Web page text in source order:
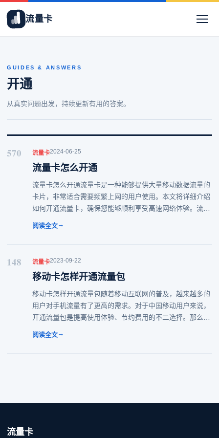
流量卡
GUIDES & ANSWERS
开通
从真实问题出发，持续更新有用的答案。
570 流量卡2024-06-25
流量卡怎么开通
流量卡怎么开通流量卡是一种能够提供大量移动数据流量的
卡片，非常适合需要频繁上网的用户使用。本文将详细介绍
如何开通流量卡，确保您能够顺利享受高速网络体验。流量
阅读全文→
148 流量卡2023-09-22
移动卡怎样开通流量包
移动卡怎样开通流量包随着移动互联网的普及，越来越多的
用户对手机流量有了更高的需求。对于中国移动用户来说，
开通流量包是提高使用体验、节约费用的不二选择。那么，
阅读全文→
流量卡